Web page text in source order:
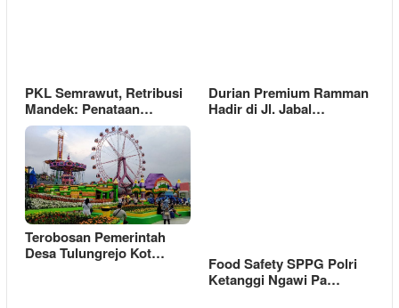
PKL Semrawut, Retribusi
Mandek: Penataan…
Durian Premium Ramman
Hadir di Jl. Jabal…
Terobosan Pemerintah
Desa Tulungrejo Kot…
Food Safety SPPG Polri
Ketanggi Ngawi Pa…